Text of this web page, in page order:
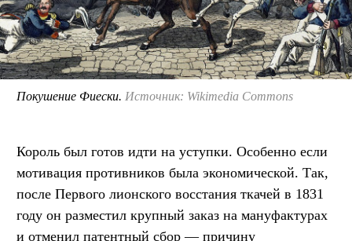
Покушение Фиески. Источник: Wikimedia Commons
Король был готов идти на уступки. Особенно если
мотивация противников была экономической. Так,
после Первого лионского восстания ткачей в 1831
году он разместил крупный заказ на мануфактурах
и отменил патентный сбор — причину